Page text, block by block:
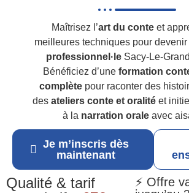
Maîtrisez l’art du conteet
meilleures techniques pour
professionnel·leSacy-Le-
Bénéficiez d’uneformation
complète pour raconter des
des ateliers conte et oralitéet
à la narration orale avec
Je m’inscris dès
maintenant
Qualité & tarif
⚡ Offre